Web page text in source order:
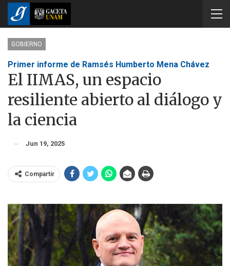
GOBIERNO
Primer informe de Ramsés Humberto Mena Chávez
El IIMAS, un espacio
resiliente abierto al diálogo y
la ciencia
Jun 19, 2025
Compartir